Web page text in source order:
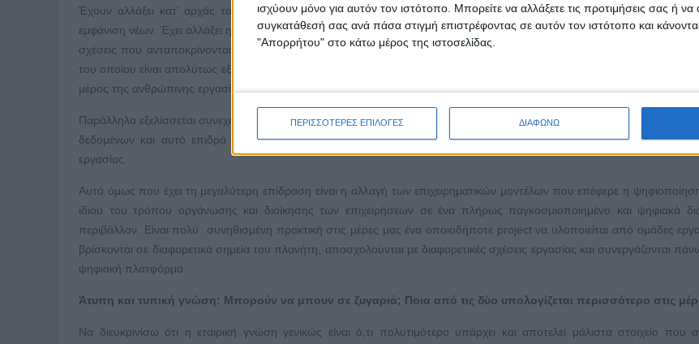
ισχύουν μόνο για αυτόν τον ιστότοπο. Μπορείτε να αλλάξετε τις προτιμήσεις σας ή να
συγκατάθεσή σας ανά πάσα στιγμή επιστρέφοντας σε αυτόν τον ιστότοπο και
"Απορρήτου" στο κάτω μέρος της ιστοσελίδας.
ΠΕΡΙΣΣΟΤΕΡΕΣ ΕΠΙΛΟΓΕΣ ΔΙΑΦΩΝΩ
Έχουν αλλάξει κατ’ αρχάς τα αντικείμενα στα οποία εργαζόμαστε και τα επαγγέλματα με τη σταδιακή απαξίωση
εμφάνιση νέων. Έχει αλλάξει η μορφή της εργασίας με νέες, σύγχρονες μορφές απασχόλησης, όπως η τηλεργασία, αλλά
σχέσεις που ανταποκρίνονται στις επιθυμίες και τις ανάγκες της σημερινής δημογραφικής σύνθεσης των εργαζομένων,
του οποίου είναι απολύτως εξοικειωμένο με ψηφιακούς τρόπους εργασίας. Ήδη σήμερα ένα πλήθος εργασιών έχει
μέρος της ανθρώπινης εργασίας έχει αντικατασταθεί από ρομπότ.
Παράλληλα εξελίσσεται συνεχώς η υπολογιστική ισχύς και αναπτύσσονται αλγόριθμοι που επιτρέπουν την αξιοποίηση
δεδομένων και αυτό επιδρά στην ανάπτυξη νέων προϊόντων/υπηρεσιών, αλλά και σε πολλές υπάρχουσες θέσεις
εργασίας.
Αυτό όμως που έχει τη μεγαλύτερη επίδραση είναι η αλλαγή των επιχειρηματικών μοντέλων που επέφερε η
ίδιου του τρόπου οργάνωσης και διοίκησης των επιχειρήσεων σε ένα πλήρως παγκοσμιοποιημένο και ψηφιακά
περιβάλλον. Είναι πολύ συνηθισμένη πρακτική στις μέρες μας ένα οποιοδήποτε project να υλοποιείται από ομάδες
βρίσκονται σε διαφορετικά σημεία του πλανήτη, απασχολούνται με διαφορετικές σχέσεις εργασίας και συνεργάζονται
ψηφιακή πλατφόρμα.
Άτυπη και τυπική γνώση: Μπορούν να μπουν σε ζυγαριά; Ποια από τις δύο υπολογίζεται περισσότερο στις
Να διευκρινίσω ότι η εταιρική γνώση γενικώς είναι ό,τι πολυτιμότερο υπάρχει και αποτελεί μάλιστα στοιχείο που